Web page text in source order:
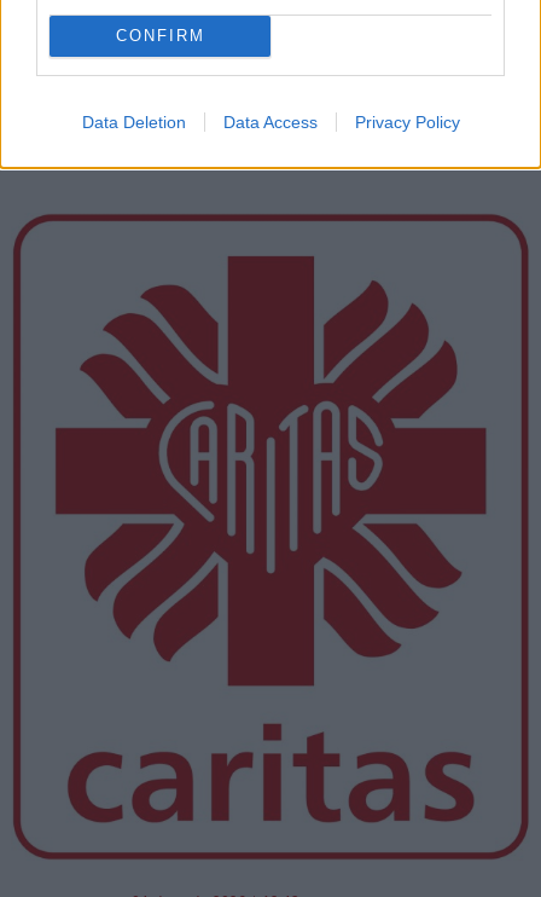
CONFIRM
Data Deletion Data Access Privacy Policy
Tagi: BOŻE NARODZENIE CARITAS